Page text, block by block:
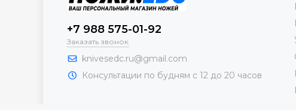
+7 988 575-01-92
Заказать звонок
knivesedc.ru@gmail.com
Консультации по будням с 12 до 20 часов